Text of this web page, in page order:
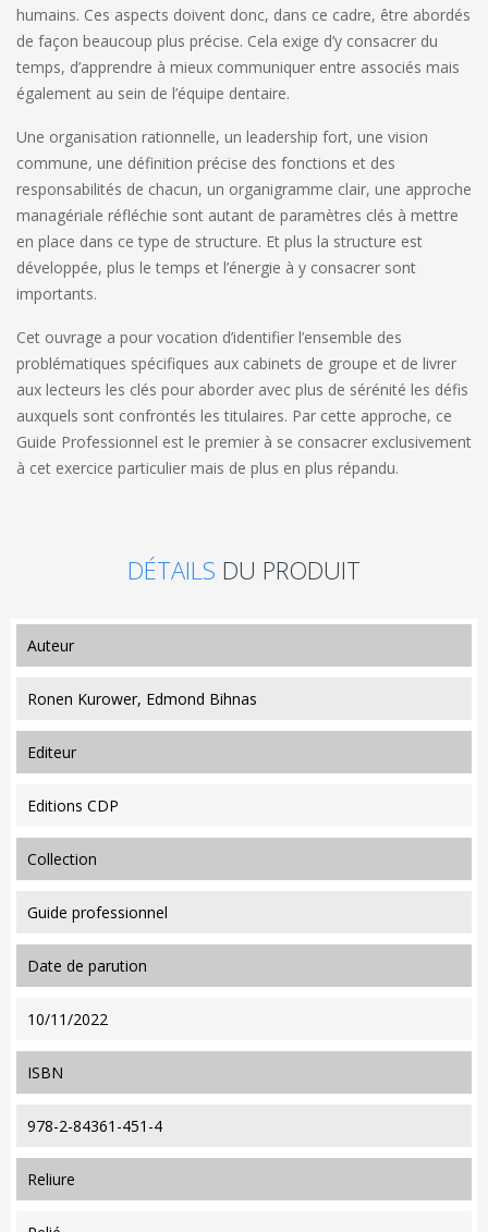
humains. Ces aspects doivent donc, dans ce cadre, être abordés
de façon beaucoup plus précise. Cela exige d’y consacrer du
temps, d’apprendre à mieux communiquer entre associés mais
également au sein de l’équipe dentaire.
Une organisation rationnelle, un leadership fort, une vision
commune, une définition précise des fonctions et des
responsabilités de chacun, un organigramme clair, une approche
managériale réfléchie sont autant de paramètres clés à mettre
en place dans ce type de structure. Et plus la structure est
développée, plus le temps et l’énergie à y consacrer sont
importants.
Cet ouvrage a pour vocation d’identifier l’ensemble des
problématiques spécifiques aux cabinets de groupe et de livrer
aux lecteurs les clés pour aborder avec plus de sérénité les défis
auxquels sont confrontés les titulaires. Par cette approche, ce
Guide Professionnel est le premier à se consacrer exclusivement
à cet exercice particulier mais de plus en plus répandu.
DÉTAILS DU PRODUIT
auteur
Ronen Kurower, Edmond Bihnas
editeur
Editions CDP
collection
Guide professionnel
date de parution
10/11/2022
ISBN
978-2-84361-451-4
reliure